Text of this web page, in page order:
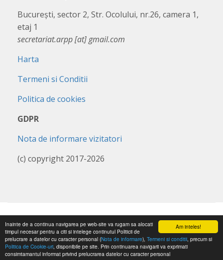
Am inteles!
Inainte de a continua navigarea pe web-site va rugam sa alocati
timpul necesar pentru a citi si intelege continutul Politicii de
prelucrare a datelor cu caracter personal (Nota de informare), Termeni si conditii, precum si
Politica de Cookie-uri, disponibile pe site. Prin continuarea navigarii va exprimati
consimtamantul informat privind prelucrarea datelor cu caracter personal
București, sector 2, Str. Ocolului, nr.26, camera 1,
etaj 1
secretariat.arpp [at] gmail.com
Harta
Termeni si Conditii
Politica de cookies
GDPR
Nota de informare vizitatori
(c) copyright 2017-2026